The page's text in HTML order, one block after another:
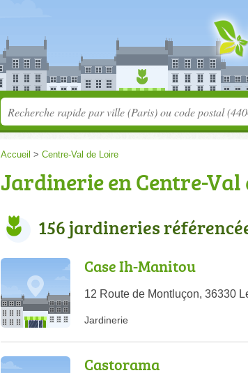
Accueil > Centre-Val de Loire
Jardinerie en Centre-Val
156 jardineries
Case Ih-Manitou
12 Route de Montluçon, 36330
Jardinerie
Castorama